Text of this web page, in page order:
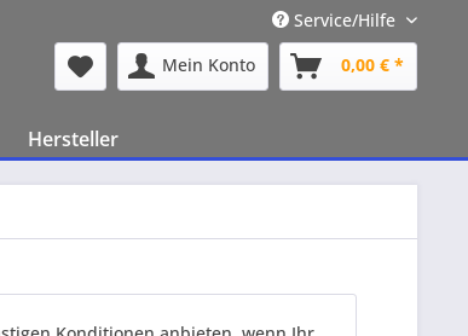
Service/Hilfe
Mein Konto
0,00 € *
Hersteller